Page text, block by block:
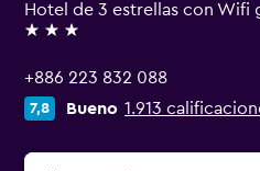
Hotel de 3 estrellas con Wifi
3 estrellas
+886 223 832 088
7,8 Bueno 1.913